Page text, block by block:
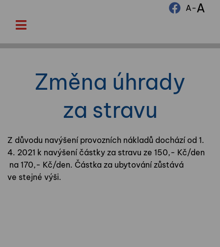
A-A
Změna úhrady
za stravu
Z důvodu navýšení provozních nákladů dochází od 1.
4. 2021 k navýšení částky za stravu ze 150,- Kč/den
na 170,- Kč/den. Částka za ubytování zůstává
ve stejné výši.